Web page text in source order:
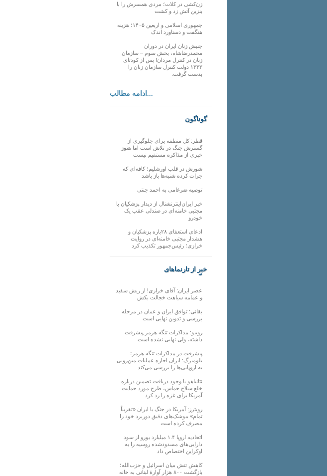
زن‌کشی در کلات؛ مردی همسرش را با
بنزین آتش زد و کشت
جمهوری اسلامی و اربعین ۱۴۰۵؛ هزینه
هنگفت و دستاورد اندک
جنبش زنان ایران در دوران
محمدرضاشاه، بخش سوم – سازمان
زنان در کنترل مردان! پس از کودتای
۱۳۳۲ دولت کنترل سازمان زنان را
بدست گرفت.
ادامه مطالب...
گوناگون
قطر: کل منطقه برای جلوگیری از
گسترش جنگ در تلاش است اما هنوز
خبری از مذاکره مستقیم نیست
شورش در قلب اورشلیم؛ کافه‌ای که
جرات کرده شنبه‌ها باز باشد
توصیه ضرغامی به احمد جنتی
خبر ایران‌اینترنشنال از دیدار پزشکیان با
مجتبی خامنه‌ای در صندلی عقب یک
خودرو
ادعای استعفای ۲۸باره پزشکیان و
هشدار مجتبی خامنه‌ای در روایت
خرازی؛ رئیس‌جمهور تکذیب کرد
خبر از تارنماهای
دیگر
عصر ایران: آقای خرازی! از ریش سفید
و عمامه سیاهت خجالت بکش
بقائی: توافق ایران و عمان در مرحله
بررسی و تدوین نهایی است
روبیو: مذاکرات تنگه هرمز پیشرفت
داشته، ولی نهایی نشده است
پیشرفت در مذاکرات تنگه هرمز؛
بلومبرگ: ایران اجازه عملیات مین‌روبی
به اروپایی‌ها را بررسی می‌کند
نتانیاهو با وجود دریافت تضمین درباره
خلع سلاح حماس، طرح مورد حمایت
آمریکا برای غزه را رد کرد
رویترز: آمریکا در جنگ با ایران «تقریباً
تمام» موشک‌های دقیق دوربرد خود را
مصرف کرده است
اتحادیه اروپا ۱.۴ میلیارد یورو از سود
دارایی‌های مسدودشده روسیه را به
اوکراین ‏اختصاص داد
کاهش تنش میان اسرائیل و حزب‌الله؛
بازگشت ۸۰۰ هزار آوارۀ لبنانی به خانه‌